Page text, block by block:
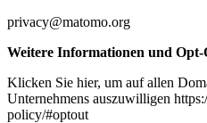
privacy@matomo.org
Weitere Informationen und Opt-
Klicken Sie hier, um auf allen
Unternehmens auszuwilligen
policy/#optout